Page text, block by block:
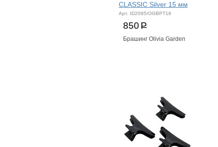
CLASSIC Silver 15 мм
Арт. ID2095/OGBPT16
850 Р
Брашинг Olivia Garden